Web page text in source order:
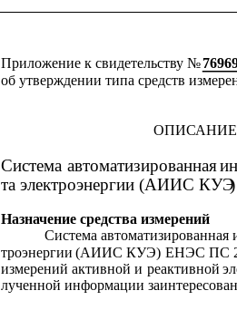
Приложение к свидетельству №
об утверждении типа средств
ОПИСАНИЕ
Система автоматизированная
та электроэнергии (АИИС КУЭ
Назначение средства измерений
Система автоматизированная
троэнергии (АИИС КУЭ) ЕНЭС ПС
измерений активной и реактивной
лученной информации